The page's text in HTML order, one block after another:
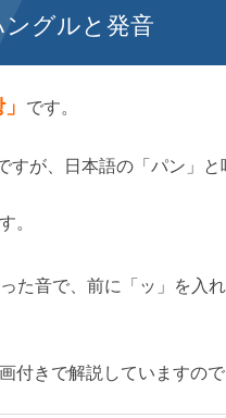
ングルと発音
です。
が、日本語の「パン」と
。
た音で、前に「ッ」を入
付きで解説していますの